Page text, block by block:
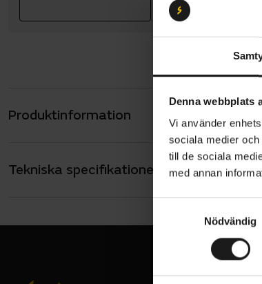
Denna webbplats
Vi använder
sociala medier
till de sociala
med annan
Nödvändig
Produktinformation
i
Tekniska specifikationer